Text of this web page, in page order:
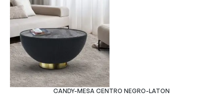
CANDY-MESA CENTRO NEGRO-LATON